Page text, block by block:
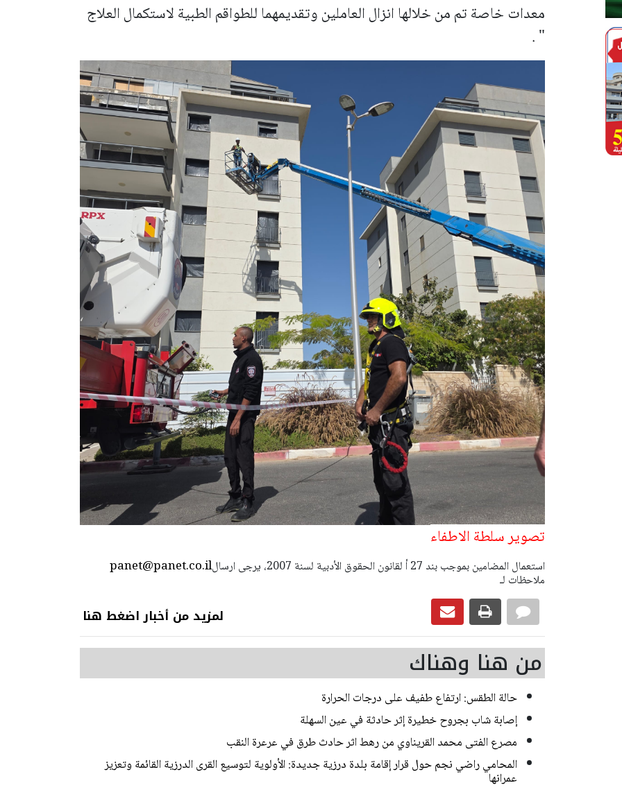
معدات خاصة تم من خلالها انزال العاملين وتقديمهما للطواقم الطبية لاستكمال العلاج
" .
تصوير سلطة الاطفاء
panet@panet.co.ilاستعمال المضامين بموجب بند 27 أ لقانون الحقوق الأدبية لسنة 2007، يرجى ارسال
ملاحظات لـ
لمزيد من أخبار اضغط هنا
من هنا وهناك
حالة الطقس: ارتفاع طفيف على درجات الحرارة
إصابة شاب بجروح خطيرة إثر حادثة في عين السهلة
مصرع الفتى محمد القريناوي من رهط اثر حادث طرق في عرعرة النقب
المحامي راضي نجم حول قرار إقامة بلدة درزية جديدة: الأولوية لتوسيع القرى الدرزية القائمة وتعزيز
عمرانها